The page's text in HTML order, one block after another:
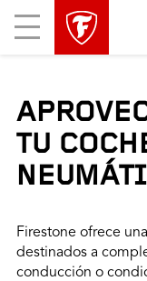
Mobile
Menu
TU
Firestone ofrece
destinados a
conducción o